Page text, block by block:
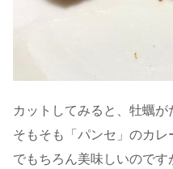
カットしてみると、牡蠣が
そもそも「パンセ」のカ
でもちろん美味しいので